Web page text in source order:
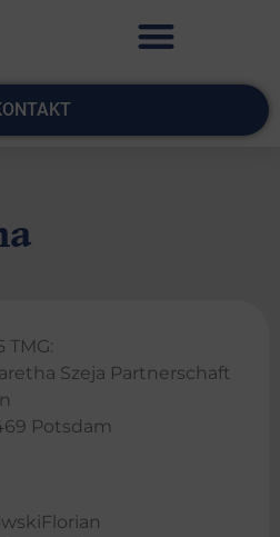
TMG:
Szeja Partnerschaft
Potsdam